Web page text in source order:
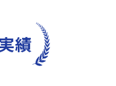
かる
「AI学習診
ナビゲートする
ンテンツが
績